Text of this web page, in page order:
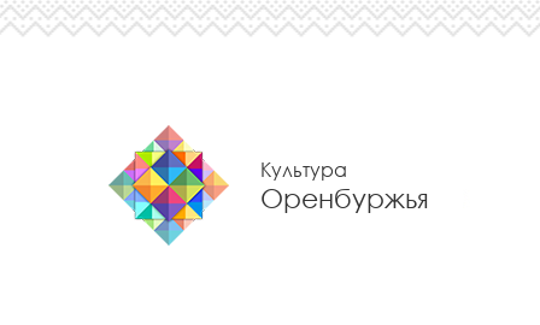
Культура
Оренбуржья